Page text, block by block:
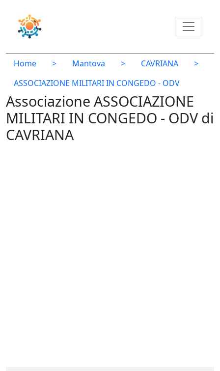
Home > Mantova > CAVRIANA
>
ASSOCIAZIONE MILITARI IN CONGEDO - ODV
Associazione ASSOCIAZIONE
MILITARI IN CONGEDO - ODV di
CAVRIANA